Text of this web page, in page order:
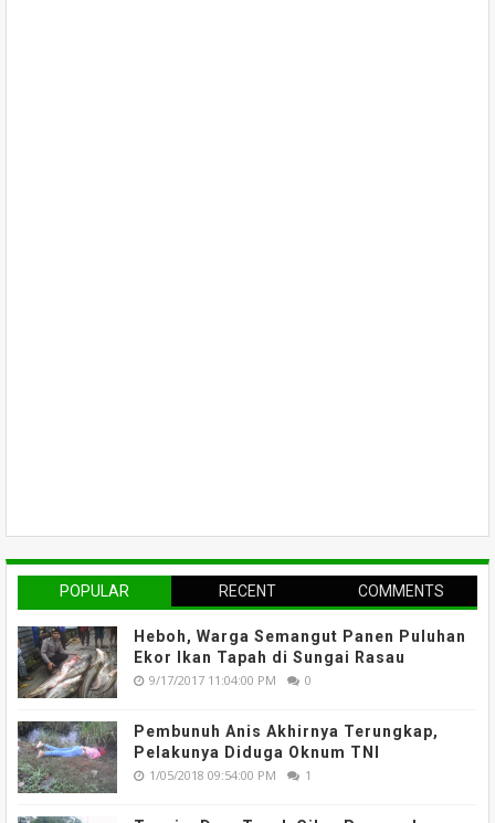
POPULAR RECENT COMMENTS
Heboh, Warga Semangut Panen Puluhan
Ekor Ikan Tapah di Sungai Rasau
9/17/2017 11:04:00 PM 0
Pembunuh Anis Akhirnya Terungkap,
Pelakunya Diduga Oknum TNI
1/05/2018 09:54:00 PM 1